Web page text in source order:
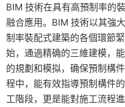
BIM 技術在具有高預制率的
融合應用。BIM 技術以其強
制率裝配式建築的各個環節
始，通過精确的三維建模，
的規劃和模拟，确保預制構
程中，能有效指導預制構件
工階段，更是能對施工流程